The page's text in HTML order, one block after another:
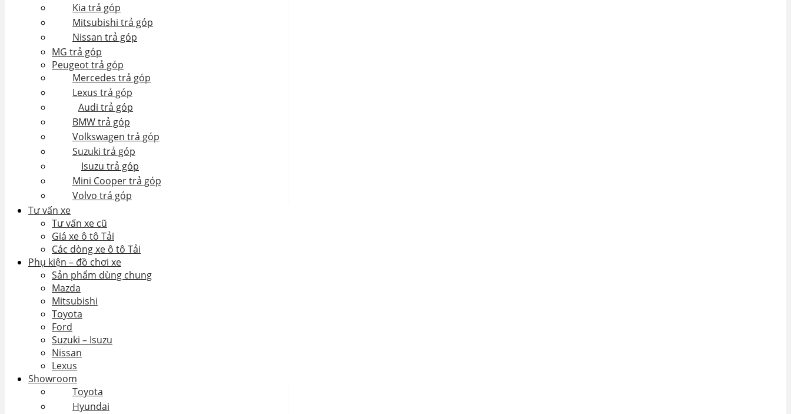
Kia trả góp
Mitsubishi trả góp
Nissan trả góp
MG trả góp
Peugeot trả góp
Mercedes trả góp
Lexus trả góp
Audi trả góp
BMW trả góp
Volkswagen trả góp
Suzuki trả góp
Isuzu trả góp
Mini Cooper trả góp
Volvo trả góp
Tư vấn xe
Tư vấn xe cũ
Giá xe ô tô Tải
Các dòng xe ô tô Tải
Phụ kiện – đồ chơi xe
Sản phẩm dùng chung
Mazda
Mitsubishi
Toyota
Ford
Suzuki – Isuzu
Nissan
Lexus
Showroom
Toyota
Hyundai